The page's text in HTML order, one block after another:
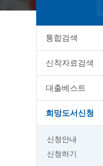
통합검색
신착자료검색
대출베스트
희망도서신청
신청안내
신청하기